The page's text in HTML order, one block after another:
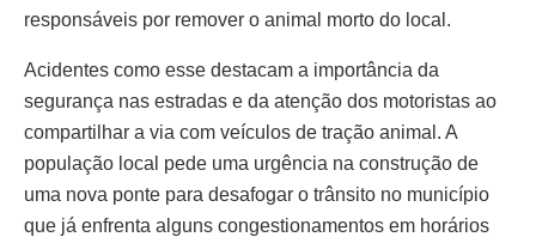
responsáveis por remover o animal morto do local.
Acidentes como esse destacam a importância da
segurança nas estradas e da atenção dos motoristas ao
compartilhar a via com veículos de tração animal. A
população local pede uma urgência na construção de
uma nova ponte para desafogar o trânsito no município
que já enfrenta alguns congestionamentos em horários